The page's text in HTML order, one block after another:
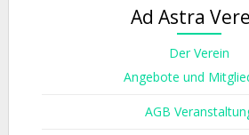
Ad Astra
Der Verein
Angebote und
AGB